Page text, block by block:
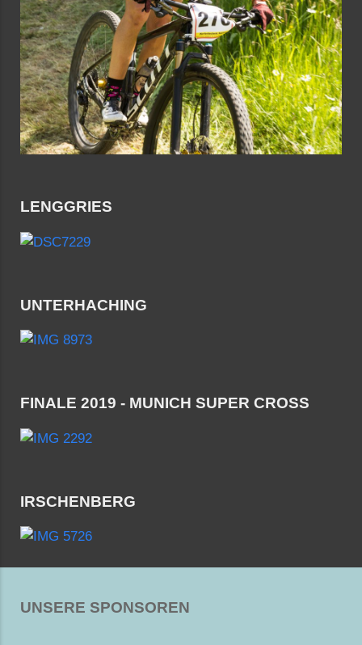
LENGGRIES
UNTERHACHING
FINALE 2019 - MUNICH SUPER CROSS
IRSCHENBERG
UNSERE SPONSOREN